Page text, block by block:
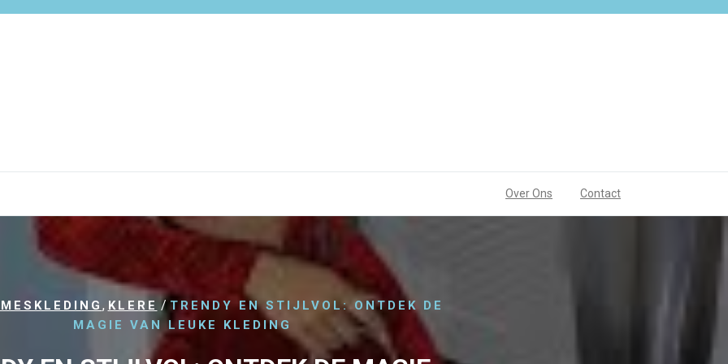
Over Ons Contact
, KLERE / TRENDY EN STIJLVOL: ONTDEK DE
MAGIE VAN LEUKE KLEDING